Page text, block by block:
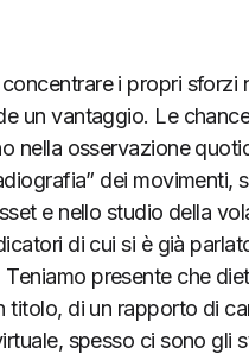
concentrare i propri sforzi
un vantaggio. Le
nella osservazione
dei movimenti,
e nello studio della
di cui si è già
presente che
titolo, di un rapporto di
spesso ci sono gli